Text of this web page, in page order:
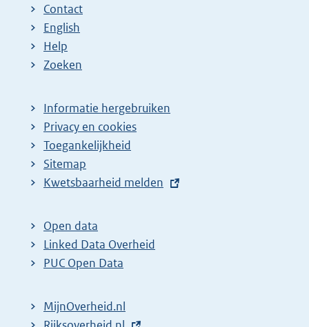
Contact
English
Help
Zoeken
Informatie hergebruiken
Privacy en cookies
Toegankelijkheid
Sitemap
E
t
e
r
l
Kwetsbaarheid melden
Open data
Linked Data Overheid
PUC Open Data
MijnOverheid.nl